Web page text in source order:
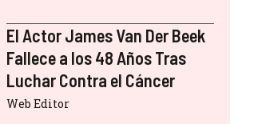
El Actor James Van Der Beek
Fallece a los 48 Años Tras
Luchar Contra el Cáncer
Web Editor